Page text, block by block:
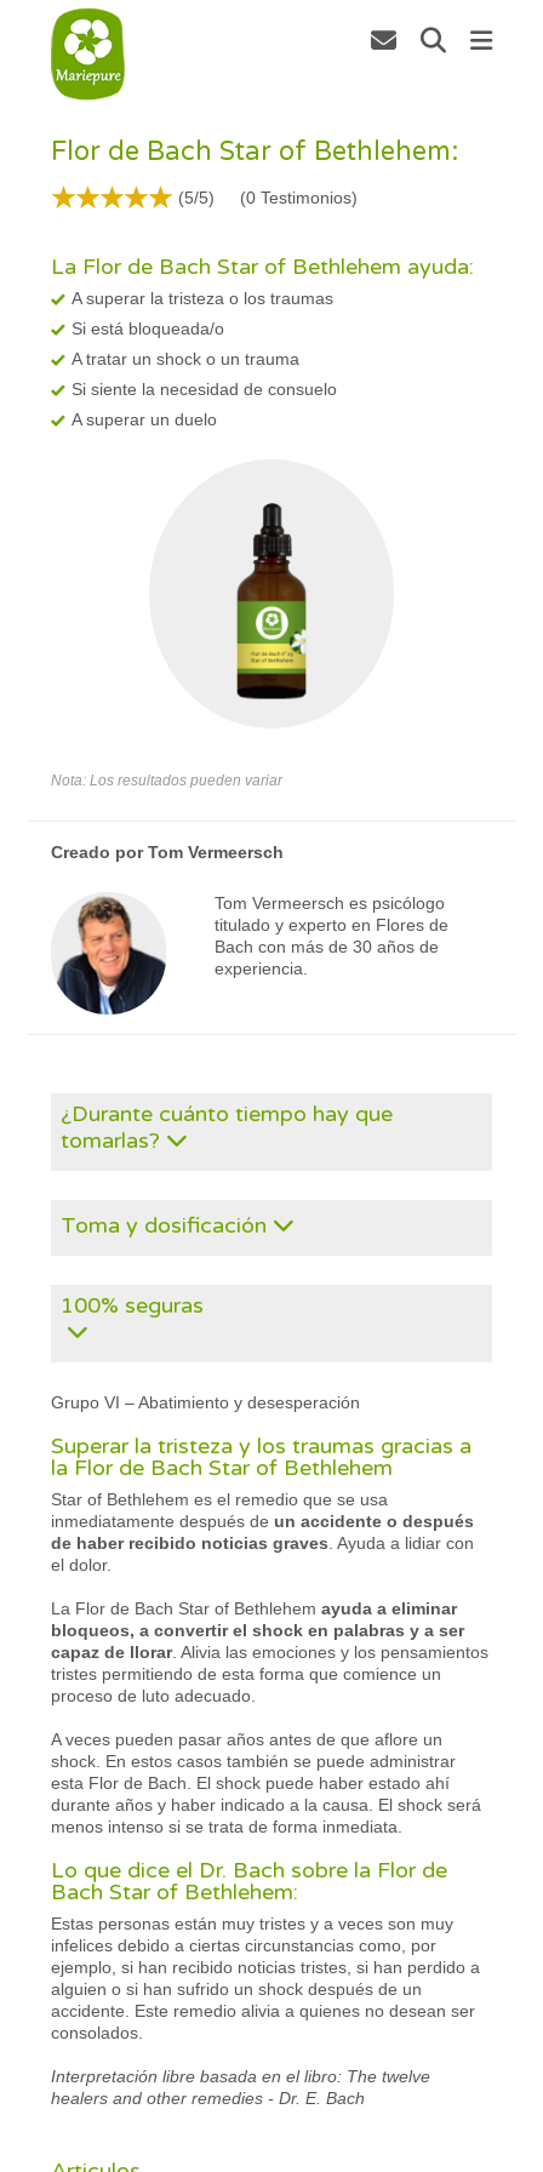
Flor de Bach Star of Bethlehem:
(5/5) (0 Testimonios)
La Flor de Bach Star of Bethlehem ayuda:
A superar la tristeza o los traumas
Si está bloqueada/o
A tratar un shock o un trauma
Si siente la necesidad de consuelo
A superar un duelo
Nota: Los resultados pueden variar
Creado porTom Vermeersch
Tom Vermeersch es psicólogo
titulado y experto en Flores de
Bach con más de 30 años de
experiencia.
¿Durante cuánto tiempo hay que
tomarlas?
Toma y dosificación
100% seguras
Grupo VI – Abatimiento y desesperación
Superar la tristeza y los traumas gracias a
la Flor de Bach Star of Bethlehem
Star of Bethlehem es el remedio que se usa
inmediatamente después de un accidente o después
de haber recibido noticias graves . Ayuda a lidiar con
el dolor.
La Flor de Bach Star of Bethlehemayuda a eliminar
bloqueos, a convertir el shock en palabras y a ser
capaz de llorar. Alivia las emociones y los pensamientos
tristes permitiendo de esta forma que comience un
proceso de luto adecuado.
A veces pueden pasar años antes de que aflore un
shock. En estos casos también se puede administrar
esta Flor de Bach. El shock puede haber estado ahí
durante años y haber indicado a la causa. El shock será
menos intenso si se trata de forma inmediata.
Lo que dice el Dr. Bach sobre la Flor de
Bach Star of Bethlehem:
Estas personas están muy tristes y a veces son muy
infelices debido a ciertas circunstancias como, por
ejemplo, si han recibido noticias tristes, si han perdido a
alguien o si han sufrido un shock después de un
accidente. Este remedio alivia a quienes no desean ser
consolados.
Interpretación libre basada en el libro: The twelve
healers and other remedies - Dr. E. Bach